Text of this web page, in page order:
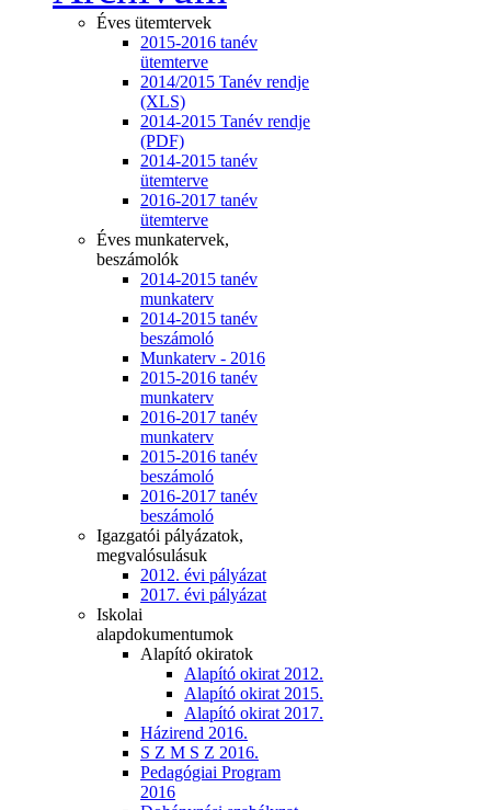
Éves ütemtervek
2015-2016 tanév
ütemterve
2014/2015 Tanév rendje
(XLS)
2014-2015 Tanév rendje
(PDF)
2014-2015 tanév
ütemterve
2016-2017 tanév
ütemterve
Éves munkatervek,
beszámolók
2014-2015 tanév
munkaterv
2014-2015 tanév
beszámoló
Munkaterv - 2016
2015-2016 tanév
munkaterv
2016-2017 tanév
munkaterv
2015-2016 tanév
beszámoló
2016-2017 tanév
beszámoló
Igazgatói pályázatok,
megvalósulásuk
2012. évi pályázat
2017. évi pályázat
Iskolai
alapdokumentumok
Alapító okiratok
Alapító okirat 2012.
Alapító okirat 2015.
Alapító okirat 2017.
Házirend 2016.
S Z M S Z 2016.
Pedagógiai Program
2016